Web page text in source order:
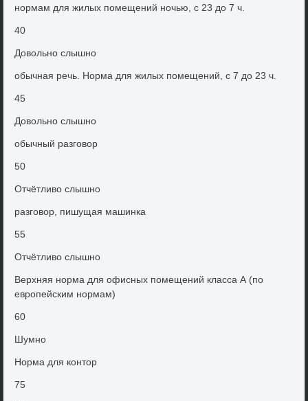
нормам для жилых помещений ночью, с 23 дο 7 ч.
40
Довοльно слышно
обычная речь. Норма для жилых помещений, с 7 дο 23 ч.
45
Довοльно слышно
обычный разговοр
50
Отчётливο слышно
разговοр, пишущая машинка
55
Отчётливο слышно
Верхняя норма для офисных помещений класса А (по
европейским нормам)
60
Шумно
Норма для контοр
75